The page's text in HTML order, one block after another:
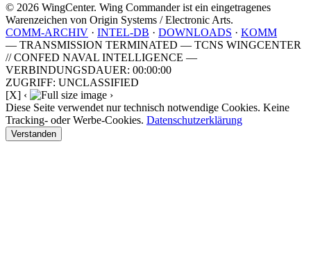
© 2026 WingCenter. Wing Commander ist ein eingetragenes
Warenzeichen von Origin Systems / Electronic Arts.
COMM-ARCHIV · INTEL-DB · DOWNLOADS · KOMM
— TRANSMISSION TERMINATED — TCNS WINGCENTER
// CONFED NAVAL INTELLIGENCE —
VERBINDUNGSDAUER: 00:00:00
ZUGRIFF: UNCLASSIFIED
[X] ‹
›
Diese Seite verwendet nur technisch notwendige Cookies. Keine
Tracking- oder Werbe-Cookies. Datenschutzerklärung
Verstanden